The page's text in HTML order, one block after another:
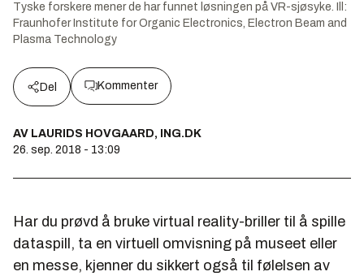
Tyske forskere mener de har funnet løsningen på VR-sjøsyke.
Ill:
Fraunhofer Institute for Organic Electronics, Electron Beam and
Plasma Technology
Del Kommenter
AV LAURIDS HOVGAARD, ING.DK
26. sep. 2018 - 13:09
Har du prøvd å bruke virtual reality-briller til å spille
dataspill, ta en virtuell omvisning på museet eller
en messe, kjenner du sikkert også til følelsen av